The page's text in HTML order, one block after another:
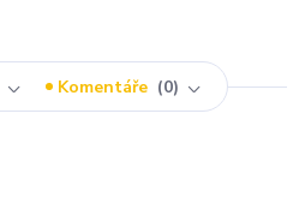
Komentáře 0